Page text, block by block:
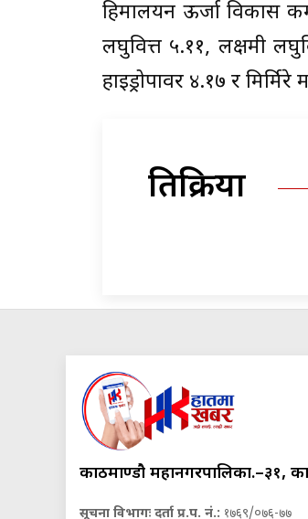
हिमालयन ऊर्जा विकास
लघुवित्त ५.११, लक्षमी
हाइड्रोपावर ४.१७ र
प्रतिक्रिया
काठमाण्डौ महानगरपालिका.–३१,
सूचना विभागः दर्ता प्र.प. नं.: १७६९/०७६-७७